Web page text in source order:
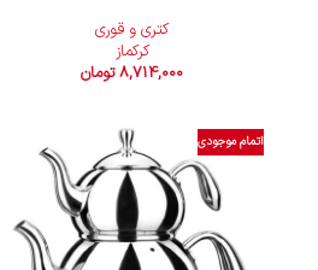
کتری و قوری
کرکماز
8,714,000 تومان
اتمام موجودی